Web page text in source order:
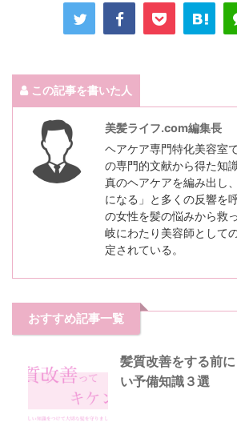
この記事を書いた人
美髪ライフ.com編集長
ヘアケア専門特化美容室
の専門的文献から得た知
真のヘアケアを編み出し
になる」と多くの反響を
の女性を髪の悩みから救
岐にわたり美容師として
定されている。
おすすめ記事一覧
髪質改善をする前
い予備知識３選